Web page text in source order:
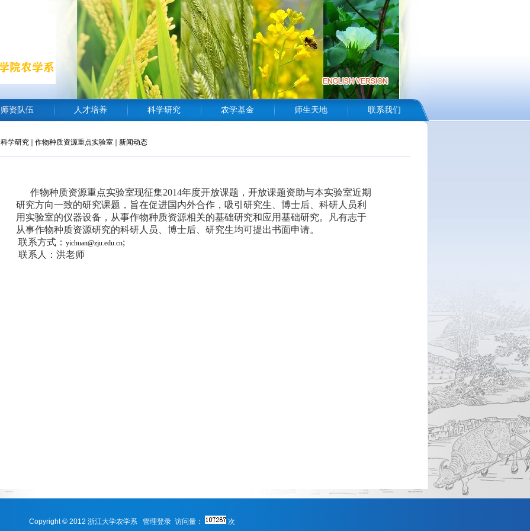
师资队伍 人才培养 科学研究 农学基金 师生天地 联系我们
科学研究 作物种质资源重点实验室 新闻动态
作物种质资源重点实验室现征集2014年度开放课题，开放课题资助与本实验室近期
研究方向一致的研究课题，旨在促进国内外合作，吸引研究生、博士后、科研人员利
用实验室的仪器设备，从事作物种质资源相关的基础研究和应用基础研究。凡有志于
从事作物种质资源研究的科研人员、博士后、研究生均可提出书面申请。
联系方式： yichuan@zju.edu.cn;
联系人：洪老师
Copyright © 2012 浙江大学农学系 管理登录 访问量： 次